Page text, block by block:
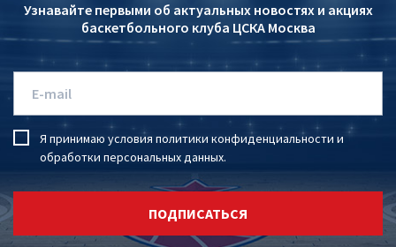
Узнавайте первыми об актуальных новостях и акциях
баскетбольного клуба ЦСКА Москва
Я принимаю условия политики конфиденциальности и
обработки персональных данных.
ПОДПИСАТЬСЯ